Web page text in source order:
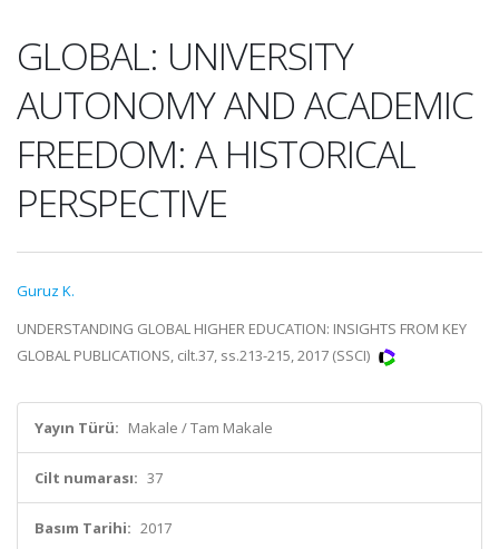
GLOBAL: UNIVERSITY
AUTONOMY AND ACADEMIC
FREEDOM: A HISTORICAL
PERSPECTIVE
Guruz K.
UNDERSTANDING GLOBAL HIGHER EDUCATION: INSIGHTS FROM KEY
GLOBAL PUBLICATIONS, cilt.37, ss.213-215, 2017 (SSCI)
Yayın Türü: Makale / Tam Makale
Cilt numarası: 37
Basım Tarihi: 2017